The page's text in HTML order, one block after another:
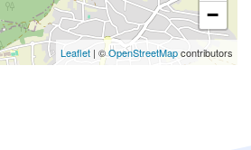
−
Leaflet | ©OpenStreetMapcontributors